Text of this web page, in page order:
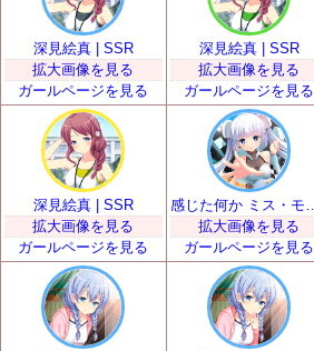
深見絵真 | SSR
拡大画像を見る
ガールページを見る
深見絵真 | SSR
拡大画像を見る
ガールページを見る
深見絵真 | SSR
拡大画像を見る
ガールページを見る
拡大画像を見る
ガールページを見る